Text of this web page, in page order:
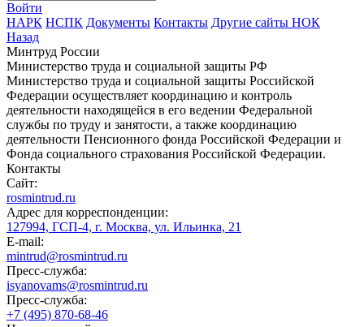
Войти
НАРК НСПК Документы Контакты Другие сайты НОК
Назад
Минтруд России
Министерство труда и социальной защиты РФ
Министерство труда и социальной защиты Российской
Федерации осуществляет координацию и контроль
деятельности находящейся в его ведении Федеральной
службы по труду и занятости, а также координацию
деятельности Пенсионного фонда Российской Федерации и
Фонда социального страхования Российской Федерации.
Контакты
Сайт:
rosmintrud.ru
Адрес для корреспонденции:
127994, ГСП-4, г. Москва, ул. Ильинка, 21
E-mail:
mintrud@rosmintrud.ru
Пресс-служба:
isyanovams@rosmintrud.ru
Пресс-служба:
+7 (495) 870-68-46